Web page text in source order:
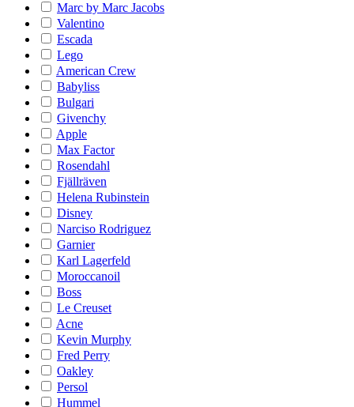
Marc by Marc Jacobs
Valentino
Escada
Lego
American Crew
Babyliss
Bulgari
Givenchy
Apple
Max Factor
Rosendahl
Fjällräven
Helena Rubinstein
Disney
Narciso Rodriguez
Garnier
Karl Lagerfeld
Moroccanoil
Boss
Le Creuset
Acne
Kevin Murphy
Fred Perry
Oakley
Persol
Hummel